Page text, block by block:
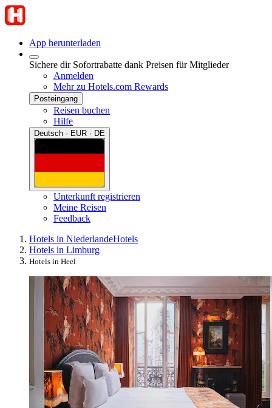
App herunterladen
Sichere dir Sofortrabatte dank Preisen für Mitglieder
Anmelden
Mehr zu Hotels.com Rewards
Posteingang
Reisen buchen
Hilfe
Deutsch · EUR · DE
Unterkunft registrieren
Meine Reisen
Feedback
Hotels in NiederlandeHotels
Hotels in Limburg
Hotels in Heel